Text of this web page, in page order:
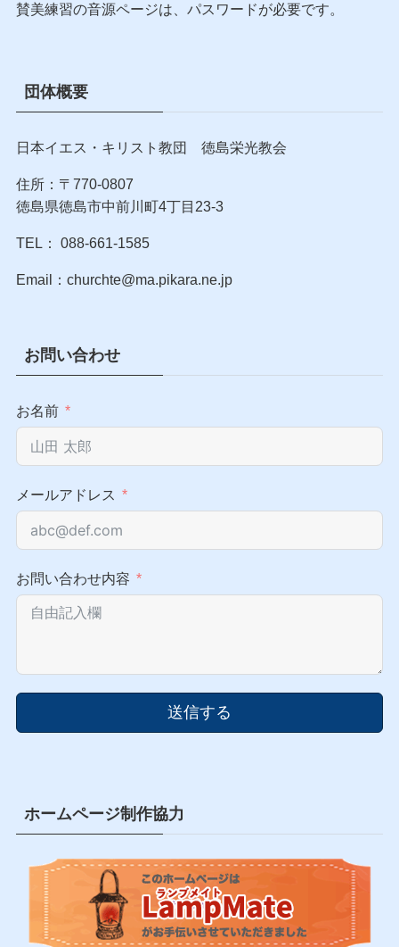
賛美練習の音源ページは、パスワードが必要です。
団体概要
日本イエス・キリスト教団 徳島栄光教会
住所：〒770-0807
徳島県徳島市中前川町4丁目23-3
TEL： 088-661-1585
Email：churchte@ma.pikara.ne.jp
お問い合わせ
お名前
メールアドレス
お問い合わせ内容
送信する
ホームページ制作協力